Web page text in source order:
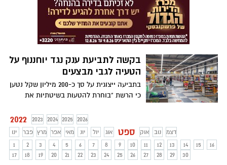
ומה אפשר לעשות בנוגע אליה? כל הפרטים
בהמשך המאמר.
ידי בית המשפט למשפחה אשדוד, למרות
שהסבים טענו שאין להם יכולת כלכלית.
בקשה לתביעת ענק נגד יוחננוף על
הטעיה לגבי מבצעים
בתביעה ייצוגית על סך כ-200 מיליון שקל נטען
כי הרשת "בוחרת להטעות בשיטתיות את
מחירי 'מבצע' על מגוון מוצרים, בעוד שבקופה
גובה תשלום גבוה יותר". יוחננוף: "כאשר נקבל
את התביעה נתייחס אליה במסגרת ההליך"
2022 2023 2024 2025
2026
ינו
פבר מרץ אפר מאי יונ יול אוג ספט אוק נוב
דצמ
1
2 3 4 5 6 7 8 9 10 11 12 13 14 15
16
17
18 19 20 21 22 23 24 25 26 27 28 29 30